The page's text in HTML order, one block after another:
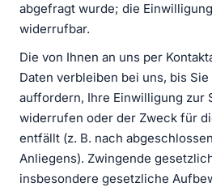
abgefragt wurde; die
widerrufbar.
Die von Ihnen an uns per
Daten verbleiben bei uns, bis
auffordern, Ihre Einwilligung zur
widerrufen oder der Zweck für
entfällt (z. B. nach
Anliegens). Zwingende
insbesondere gesetzliche